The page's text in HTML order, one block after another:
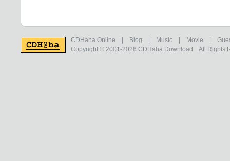
CDHaha Online Blog Music Movie
Copyright © 2001-2026 CDHaha Download All Rights